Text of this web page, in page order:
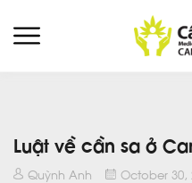
Luật về cần sa ở
Quỳnh Anh October 30,